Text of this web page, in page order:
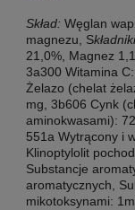
Skład: Węglan
magnezu, S
21,0%, Magnez
3a300 Witamina
Żelazo (chelat
mg, 3b606 Cynk
aminokwasami):
551a Wytrącony i
Klinoptylolit
Substancje
aromatycznych,
mikotoksynami: